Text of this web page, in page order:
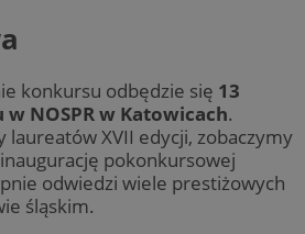
konkursu odbędzie się 13
NOSPR w Katowicach.
laureatów XVII edycji, zobaczymy
pokonkursowej
odwiedzi wiele prestiżowych
śląskim.